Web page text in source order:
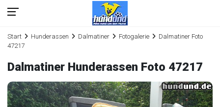
Start Hunderassen Dalmatiner Fotogalerie
Dalmatiner Foto
47217
Dalmatiner Hunderassen Foto 47217